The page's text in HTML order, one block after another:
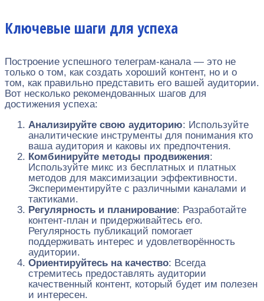
Ключевые шаги для успеха
Построение успешного телеграм-канала — это не
только о том, как создать хороший контент, но и о
том, как правильно представить его вашей аудитории.
Вот несколько рекомендованных шагов для
достижения успеха:
Анализируйте свою аудиторию: Используйте
аналитические инструменты для понимания кто
ваша аудитория и каковы их предпочтения.
Комбинируйте методы продвижения:
Используйте микс из бесплатных и платных
методов для максимизации эффективности.
Экспериментируйте с различными каналами и
тактиками.
Регулярность и планирование: Разработайте
контент-план и придерживайтесь его.
Регулярность публикаций помогает
поддерживать интерес и удовлетворённость
аудитории.
Ориентируйтесь на качество: Всегда
стремитесь предоставлять аудитории
качественный контент, который будет им полезен
и интересен.